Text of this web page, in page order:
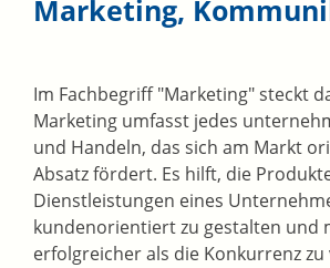
Marketing,
Im Fachbegriff "Marketing" steckt
Marketing umfasst jedes
und Handeln, das sich am Markt
Absatz fördert. Es hilft, die
Dienstleistungen eines
kundenorientiert zu gestalten und
erfolgreicher als die Konkurrenz zu